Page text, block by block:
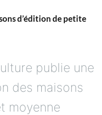
d’édition de petite
publie une
des maisons
moyenne